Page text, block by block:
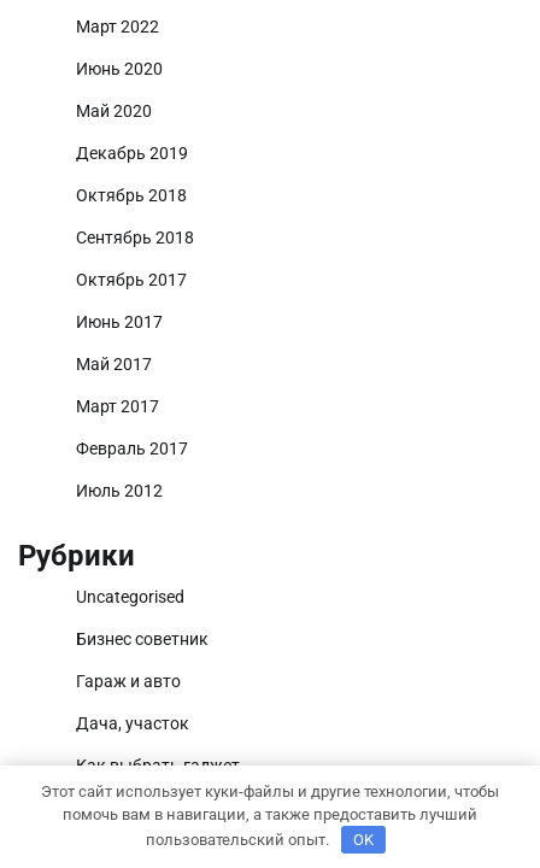
Март 2022
Июнь 2020
Май 2020
Декабрь 2019
Октябрь 2018
Сентябрь 2018
Октябрь 2017
Июнь 2017
Май 2017
Март 2017
Февраль 2017
Июль 2012
Рубрики
Uncategorised
Бизнес советник
Гараж и авто
Дача, участок
Как выбрать гаджет
Новости плюс
Ремонт и отделка
Этот сайт использует куки-файлы и другие технологии, чтобы
помочь вам в навигации, а также предоставить лучший
пользовательский опыт.
OK